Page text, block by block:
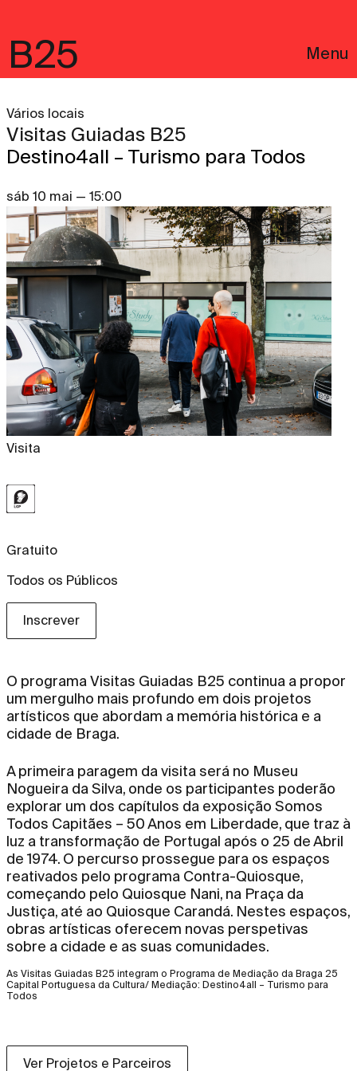
B25 Menu
English
Avisos Legais
Vários locais
Visitas Guiadas B25
Destino4all – Turismo para Todos
sáb 10 mai — 15:00
Visita
Gratuito
Todos os Públicos
Inscrever
O programa Visitas Guiadas B25 continua a propor
um mergulho mais profundo em dois projetos
artísticos que abordam a memória histórica e a
cidade de Braga.
A primeira paragem da visita será no Museu
Nogueira da Silva, onde os participantes poderão
explorar um dos capítulos da exposição Somos
Todos Capitães – 50 Anos em Liberdade, que traz à
luz a transformação de Portugal após o 25 de Abril
de 1974. O percurso prossegue para os espaços
reativados pelo programa Contra-Quiosque,
começando pelo Quiosque Nani, na Praça da
Justiça, até ao Quiosque Carandá. Nestes espaços,
obras artísticas oferecem novas perspetivas
sobre a cidade e as suas comunidades.
As Visitas Guiadas B25 integram o Programa de Mediação da Braga 25
Capital Portuguesa da Cultura/ Mediação: Destino4all – Turismo para
Todos
Ver Projetos e Parceiros